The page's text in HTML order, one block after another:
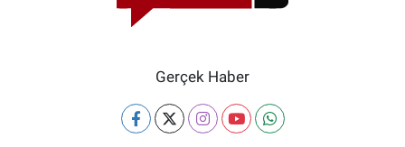
Gerçek Haber